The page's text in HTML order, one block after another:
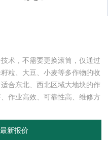
术，不需要更换滚筒，仅通过
粒、大豆、小麦等多作物的收
合东北、西北区域大地块的作
作业高效、可靠性高、维修方
新报价